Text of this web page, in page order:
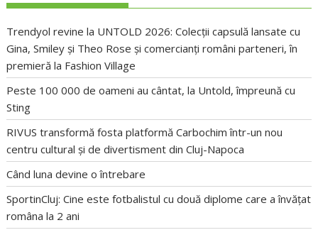
Trendyol revine la UNTOLD 2026: Colecții capsulă lansate cu
Gina, Smiley și Theo Rose și comercianți români parteneri, în
premieră la Fashion Village
Peste 100 000 de oameni au cântat, la Untold, împreună cu
Sting
RIVUS transformă fosta platformă Carbochim într-un nou
centru cultural și de divertisment din Cluj-Napoca
Când luna devine o întrebare
SportinCluj: Cine este fotbalistul cu două diplome care a învățat
româna la 2 ani